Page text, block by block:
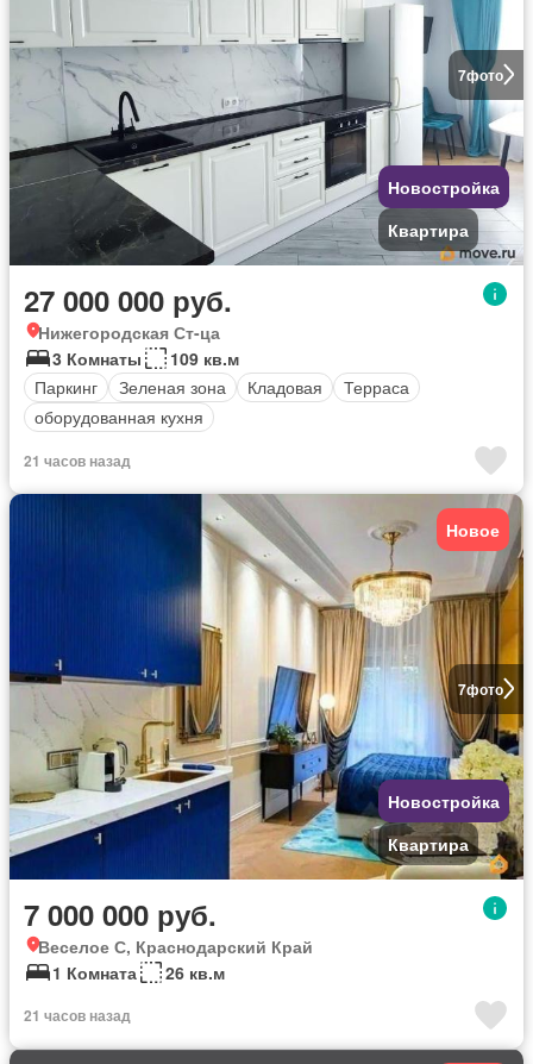
7фото
Новостройка
Квартира
27 000 000 руб.
Нижегородская Ст-ца
3 Комнаты
109 кв.м
Паркинг
Зеленая зона Кладовая
Терраса
оборудованная кухня
21 часов назад
7фото
Новое
Новостройка
Квартира
7 000 000 руб.
Веселое С, Краснодарский Край
1 Комната
26 кв.м
21 часов назад